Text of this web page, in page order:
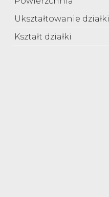
Ukształtowanie działki
Kształt działki